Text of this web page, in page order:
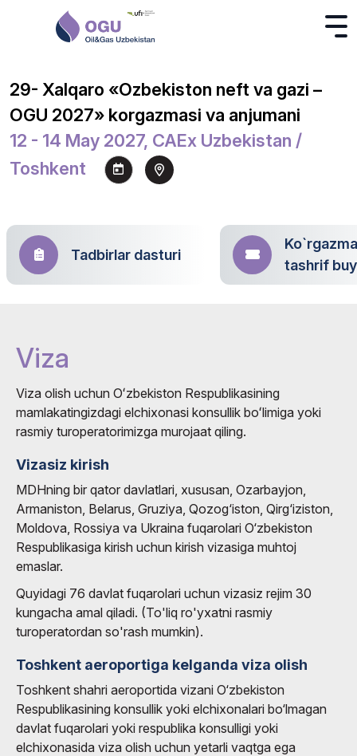
29- Xalqaro «Ozbekiston neft va gazi –
OGU 2027» korgazmasi va anjumani
12 - 14 May 2027, CAEx Uzbekistan /
Toshkent
Tadbirlar dasturi
tashrif
Viza
Viza olish uchun Oʻzbekiston Respublikasining
mamlakatingizdagi elchixonasi konsullik boʻlimiga yoki
rasmiy turoperatorimizga murojaat qiling.
Vizasiz kirish
MDHning bir qator davlatlari, xususan, Ozarbayjon,
Armaniston, Belarus, Gruziya, Qozog‘iston, Qirg‘iziston,
Moldova, Rossiya va Ukraina fuqarolari O‘zbekiston
Respublikasiga kirish uchun kirish vizasiga muhtoj
emaslar.
Quyidagi 76 davlat fuqarolari uchun vizasiz rejim 30
kungacha amal qiladi. (To'liq ro'yxatni rasmiy
turoperatordan so'rash mumkin).
Toshkent aeroportiga kelganda viza olish
Toshkent shahri aeroportida vizani O‘zbekiston
Respublikasining konsullik yoki elchixonalari bo‘lmagan
davlat fuqarolari yoki respublika konsulligi yoki
elchixonasida viza olish uchun yetarli vaqtga ega